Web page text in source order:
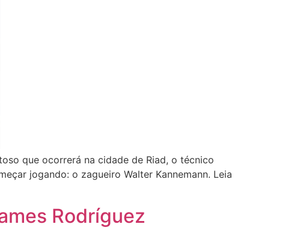
que ocorrerá na cidade de Riad, o técnico
jogando: o zagueiro Walter Kannemann. Leia
Rodríguez